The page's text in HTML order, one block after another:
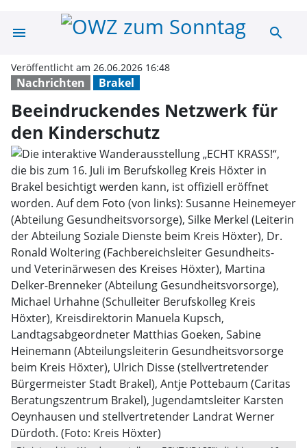
menu search
Nachrichten Brakel
Veröffentlicht am 26.06.2026 16:48
Beeindruckendes Netzwerk für
den Kinderschutz